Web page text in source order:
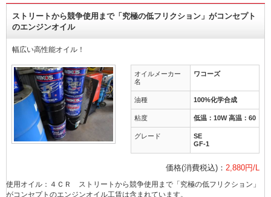
ストリートから競争使用まで「究極の低フリクション」がコンセプト
のエンジンオイル
幅広い高性能オイル！
オイルメーカー
名
ワコーズ
油種 100%化学合成
粘度 低温：10W 高温：60
グレード
SE
GF-1
価格(消費税込)： 2,880円/L
使用オイル：４ＣＲ ストリートから競争使用まで「究極の低フリクション」
がコンセプトのエンジンオイル工賃は含まれています。